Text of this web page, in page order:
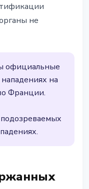
не
официальные
на
Франции.